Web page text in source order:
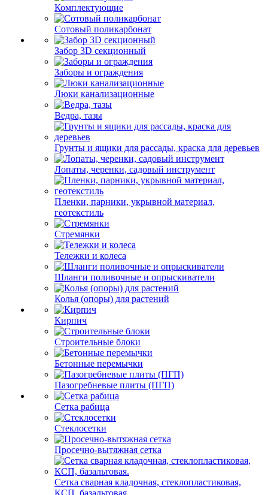
Комплектующие
Сотовый поликарбонат
Забор 3D секционный
Заборы и ограждения
Люки канализационные
Ведра, тазы
Грунты и ящики для рассады, краска для деревьев
Лопаты, черенки, садовый инструмент
Пленки, парники, укрывной материал,
геотекстиль
Стремянки
Тележки и колеса
Шланги поливочные и опрыскиватели
Колья (опоры) для растений
Кирпич
Строительные блоки
Бетонные перемычки
Пазогребневые плиты (ПГП)
Сетка рабица
Стеклосетки
Просечно-вытяжная сетка
Сетка сварная кладочная, стеклопластиковая,
КСП, базальтовая.